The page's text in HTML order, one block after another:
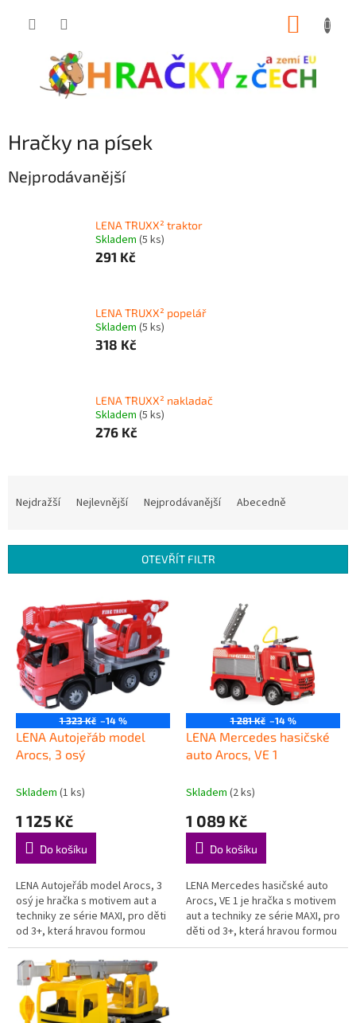
Hračky na písek
Nejprodávanější
LENA TRUXX² traktor
Skladem (5 ks)
291 Kč
LENA TRUXX² popelář
Skladem (5 ks)
318 Kč
LENA TRUXX² nakladač
Skladem (5 ks)
276 Kč
í
Nejdražší Nejlevnější Nejprodávanější Abecedně
OTEVŘÍT FILTR
1 323 Kč –14 %
LENA Autojeřáb model
Arocs, 3 osý
Skladem (1 ks)
1 125 Kč
Do košíku
LENA Autojeřáb model Arocs, 3
osý je hračka s motivem aut a
techniky ze série MAXI, pro děti
od 3+, která hravou formou
podporuje děti při objevování,
hraní a rozvoji důležitých...
1 281 Kč –14 %
LENA Mercedes hasičské
auto Arocs, VE 1
Skladem (2 ks)
1 089 Kč
Do košíku
LENA Mercedes hasičské auto
Arocs, VE 1 je hračka s motivem
aut a techniky ze série MAXI, pro
děti od 3+, která hravou formou
podporuje děti při objevování,